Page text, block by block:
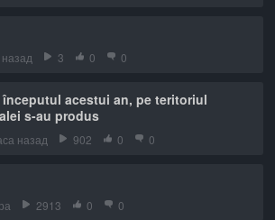
назад 3 0 0
începutul acestui an, pe teritoriul
s-au produs
назад 902 0 0
2913 0 0